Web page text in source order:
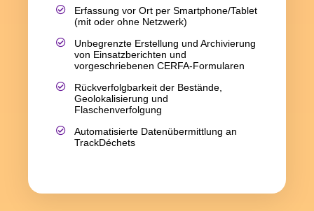
Erfassung vor Ort per Smartphone/Tablet
(mit oder ohne Netzwerk)
Unbegrenzte Erstellung und Archivierung
von Einsatzberichten und
vorgeschriebenen CERFA‑Formularen
Rückverfolgbarkeit der Bestände,
Geolokalisierung und
Flaschenverfolgung
Automatisierte Datenübermittlung an
TrackDéchets